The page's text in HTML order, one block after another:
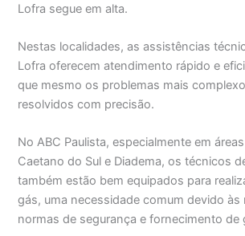
Lofra segue em alta.
Nestas localidades, as assistências
Lofra oferecem atendimento rápido e
que mesmo os problemas mais
resolvidos com precisão.
No ABC Paulista, especialmente em
Caetano do Sul e Diadema, os técnicos
também estão bem equipados para
gás, uma necessidade comum devido às
normas de segurança e fornecimento de